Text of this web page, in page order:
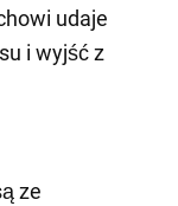
udaje
i wyjść z
ze